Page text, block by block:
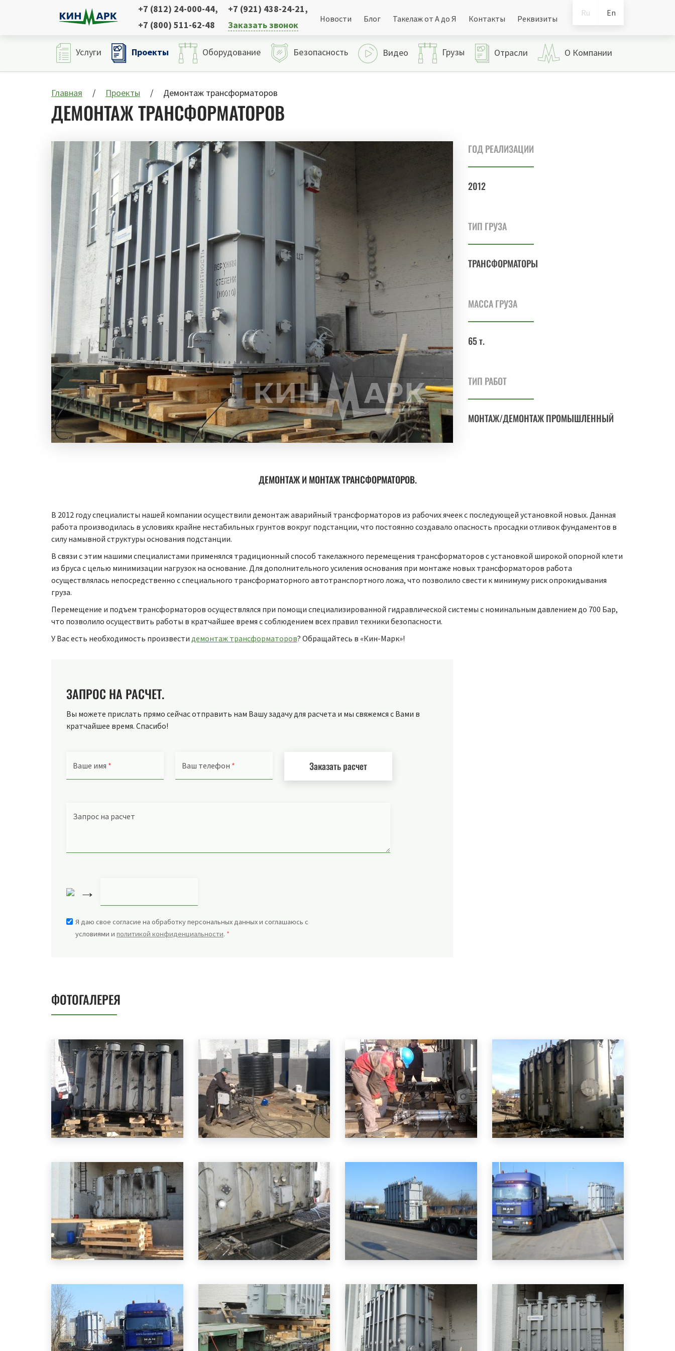
Ru En
+7 (812) 24-000-44, +7 (921) 438-24-21,
+7 (800) 511-62-48
Заказать звонок
Новости Блог Такелаж от А до Я Контакты Реквизиты
Услуги Проекты Оборудование Безопасность Видео Грузы Отрасли О Компании
Главная Проекты Демонтаж трансформаторов
ДЕМОНТАЖ ТРАНСФОРМАТОРОВ
ГОД РЕАЛИЗАЦИИ
2012
ТИП ГРУЗА
ТРАНСФОРМАТОРЫ
МАССА ГРУЗА
65 т.
ТИП РАБОТ
МОНТАЖ/ДЕМОНТАЖ ПРОМЫШЛЕННЫЙ
ДЕМОНТАЖ И МОНТАЖ ТРАНСФОРМАТОРОВ.
В 2012 году специалисты нашей компании осуществили демонтаж аварийный трансформаторов из рабочих ячеек с последующей установкой новых. Данная
работа производилась в условиях крайне нестабильных грунтов вокруг подстанции, что постоянно создавало опасность просадки отливок фундаментов в
силу намывной структуры основания подстанции.
В связи с этим нашими специалистами применялся традиционный способ такелажного перемещения трансформаторов с установкой широкой опорной клети
из бруса с целью минимизации нагрузок на основание. Для дополнительного усиления основания при монтаже новых трансформаторов работа
осуществлялась непосредственно с специального трансформаторного автотранспортного ложа, что позволило свести к минимуму риск опрокидывания
груза.
Перемещение и подъем трансформаторов осуществлялся при помощи специализированной гидравлической системы с номинальным давлением до 700 Бар,
что позволило осуществить работы в кратчайшее время с соблюдением всех правил техники безопасности.
У Вас есть необходимость произвести демонтаж трансформаторов? Обращайтесь в «Кин-Марк»!
ЗАПРОС НА РАСЧЕТ.
Вы можете прислать прямо сейчас отправить нам Вашу задачу для расчета и мы свяжемся с Вами в
кратчайшее время. Спасибо!
Ваше имя * Ваш телефон * Заказать расчет
Запрос на расчет
→
Я даю свое согласие на обработку персональных данных и соглашаюсь с
условиями и политикой конфиденциальности. *
ФОТОГАЛЕРЕЯ